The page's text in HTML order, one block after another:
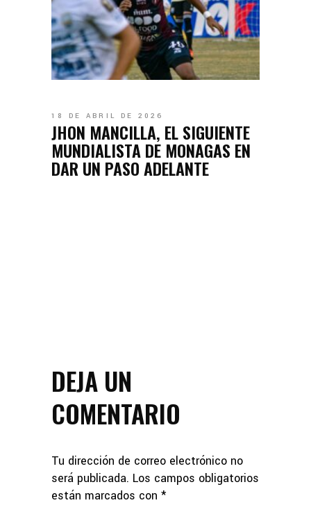
18 DE ABRIL DE 2026
JHON MANCILLA, EL SIGUIENTE
MUNDIALISTA DE MONAGAS EN
DAR UN PASO ADELANTE
DEJA UN
COMENTARIO
Tu dirección de correo electrónico no
será publicada. Los campos obligatorios
están marcados con *